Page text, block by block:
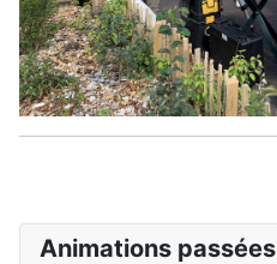
Animations passées